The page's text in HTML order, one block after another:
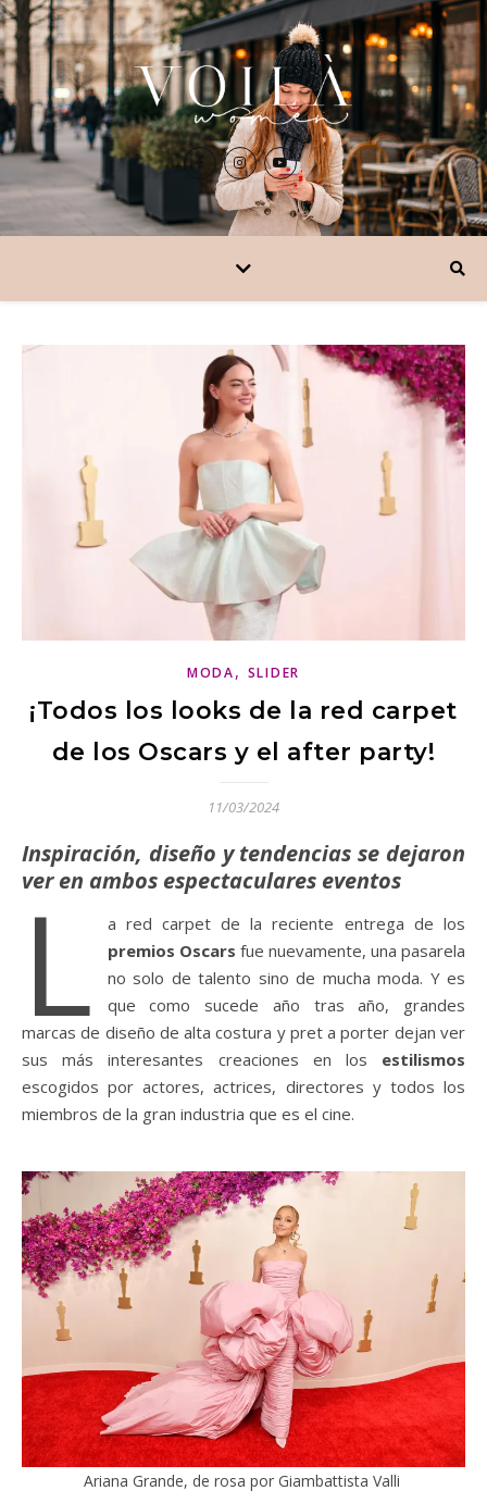
MODA, SLIDER
¡Todos los looks de la red carpet
de los Oscars y el after party!
11/03/2024
Inspiración, diseño y tendencias se dejaron
ver en ambos espectaculares eventos
L
a red carpet de la reciente entrega de los
premios Oscars fue nuevamente, una pasarela
no solo de talento sino de mucha moda. Y es
que como sucede año tras año, grandes
marcas de diseño de alta costura y pret a porter dejan ver
sus más interesantes creaciones en los estilismos
escogidos por actores, actrices, directores y todos los
miembros de la gran industria que es el cine.
Ariana Grande, de rosa por Giambattista Valli